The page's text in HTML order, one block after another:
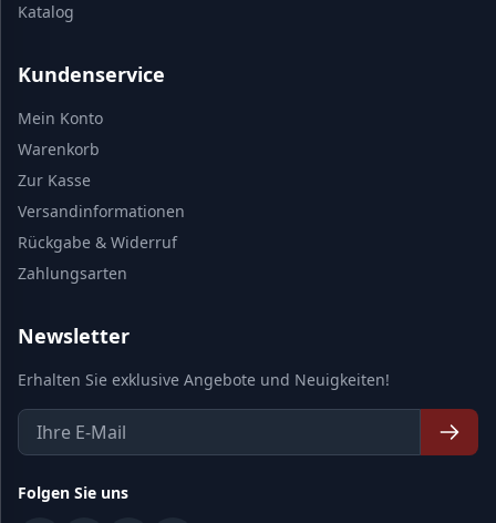
Katalog
Kundenservice
Mein Konto
Warenkorb
Zur Kasse
Versandinformationen
Rückgabe & Widerruf
Zahlungsarten
Newsletter
Erhalten Sie exklusive Angebote und Neuigkeiten!
Folgen Sie uns